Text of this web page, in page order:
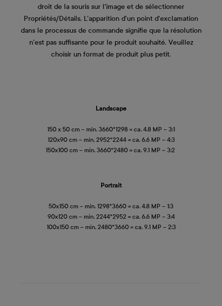
droit de la souris sur l'image et de sélectionner
Propriétés/Détails. L'apparition d'un point d'exclamation
dans le processus de commande signifie que la résolution
n'est pas suffisante pour le produit souhaité. Veuillez
choisir un format de produit plus petit.
Landscape
150 x 50 cm – min. 3660*1298 = ca. 4.8 MP – 3:1
120x90 cm – min. 2952*2244 = ca. 6.6 MP – 4:3
150x100 cm – min. 3660*2480 = ca. 9.1 MP – 3:2
Portrait
50x150 cm – min. 1298*3660 = ca. 4.8 MP – 1:3
90x120 cm – min. 2244*2952 = ca. 6.6 MP – 3:4
100x150 cm – min. 2480*3660 = ca. 9.1 MP – 2:3